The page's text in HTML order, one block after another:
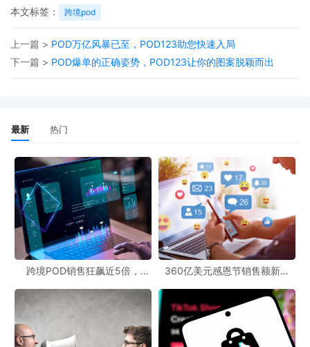
做POD就上POD123，让您用最少的时间，掌握更多更新的POD信
息。
本文标签：
跨境pod
上一篇 > POD万亿风暴已至，POD123助您快速入局
下一篇 > POD爆单的正确姿势，POD123让你的图案脱颖而出
最新 热门
跨境POD销售狂飙近5倍，
360亿美元感恩节销售额新纪
新风潮！